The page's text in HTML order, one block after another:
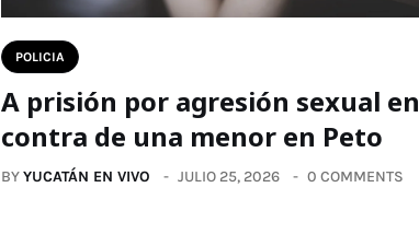
POLICIA
A prisión por agresión sexual en
contra de una menor en Peto
BYYUCATÁN EN VIVO JULIO 25, 2026 0 COMMENTS